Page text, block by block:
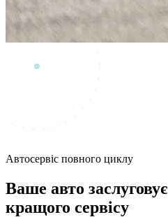
Автосервіс повного циклу
Ваше авто заслуговує
кращого сервісу